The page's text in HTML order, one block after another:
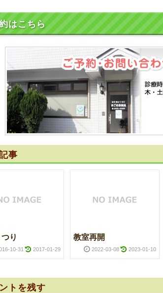
はこちら
事
り
10-31 2017-01-29
教室再開
2022-03-08 2023-01-10
トを残す